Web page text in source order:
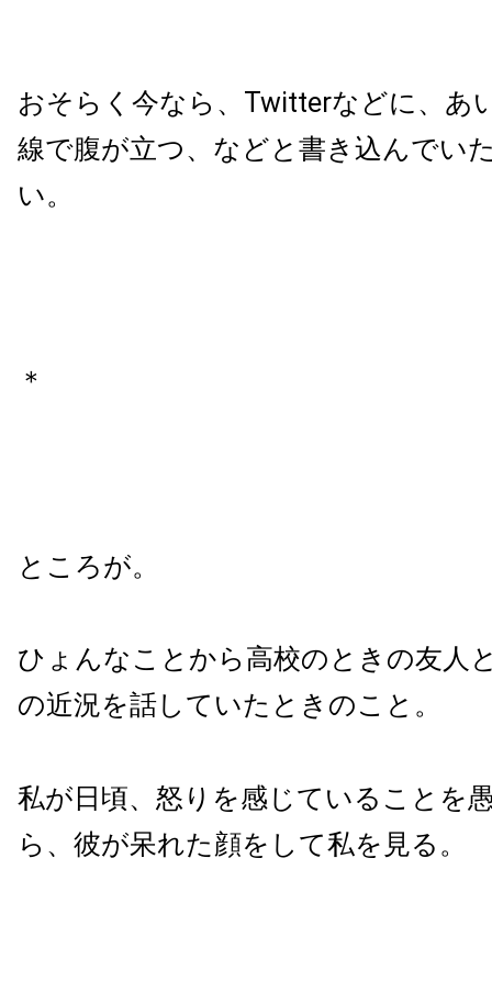
おそらく今なら、Twitterなどに、あ
線で腹が立つ、などと書き込んでい
い。
＊
ところが。
ひょんなことから高校のときの友人
の近況を話していたときのこと。
私が日頃、怒りを感じていることを
ら、彼が呆れた顔をして私を見る。